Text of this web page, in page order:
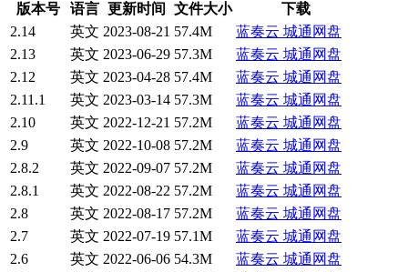
版本号
语言 更新时间 文件大小
下载
2.14
英文 2023-08-21 57.4M 蓝奏云 城通网盘
2.13
英文 2023-06-29 57.3M 蓝奏云 城通网盘
2.12
英文 2023-04-28 57.4M 蓝奏云 城通网盘
2.11.1
英文 2023-03-14 57.3M 蓝奏云 城通网盘
2.10
英文 2022-12-21 57.2M 蓝奏云 城通网盘
2.9
英文 2022-10-08 57.2M 蓝奏云 城通网盘
2.8.2
英文 2022-09-07 57.2M 蓝奏云 城通网盘
2.8.1
英文 2022-08-22 57.2M 蓝奏云 城通网盘
2.8
英文 2022-08-17 57.2M 蓝奏云 城通网盘
2.7
英文 2022-07-19 57.1M 蓝奏云 城通网盘
2.6
英文 2022-06-06 54.3M 蓝奏云 城通网盘